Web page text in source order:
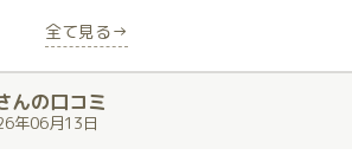
ずっと心からのおもてなしをして下さい
すが、相性が良かったのか果てた後の復活
間でした。
120分全て堪能することができました。
っと興奮しっぱなしです。
ことなしどころかその雰囲気からすぐに
全て見る→
んの口コミ
年06月13日